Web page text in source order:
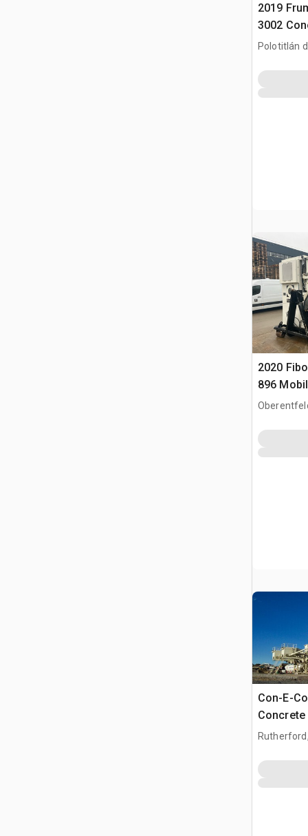
2019
3002
Polotitlán
2020
896
Con-E-
Concrete